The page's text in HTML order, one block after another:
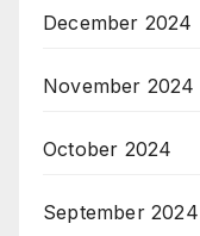
December 2024
November 2024
October 2024
September 2024